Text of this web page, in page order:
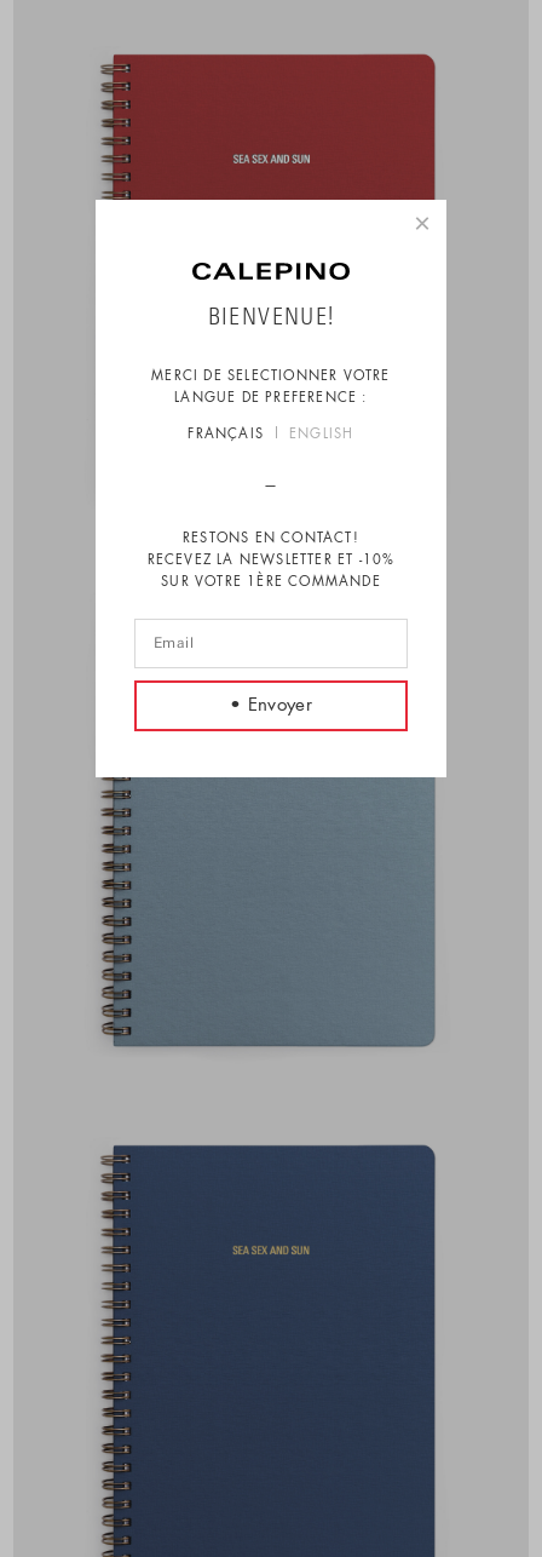
×
BIENVENUE!
MERCI DE SELECTIONNER VOTRE
LANGUE DE PREFERENCE :
FRANÇAIS ENGLISH
RESTONS EN CONTACT!
RECEVEZ LA NEWSLETTER ET -10%
SUR VOTRE 1ÈRE COMMANDE